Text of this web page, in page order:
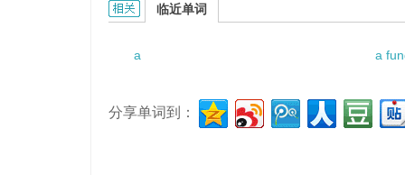
a thorough checkup的相关资料：
临近单词
a a
分享单词到：